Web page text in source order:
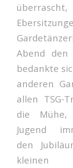
Abend den
bedankte
anderen
allen TSG-
die
Jugend
den
kleinen